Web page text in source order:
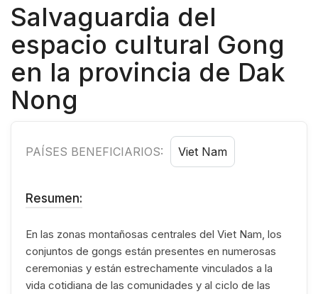
Salvaguardia del
espacio cultural Gong
en la provincia de Dak
Nong
PAÍSES BENEFICIARIOS: Viet Nam
Resumen:
En las zonas montañosas centrales del Viet Nam, los
conjuntos de gongs están presentes en numerosas
ceremonias y están estrechamente vinculados a la
vida cotidiana de las comunidades y al ciclo de las